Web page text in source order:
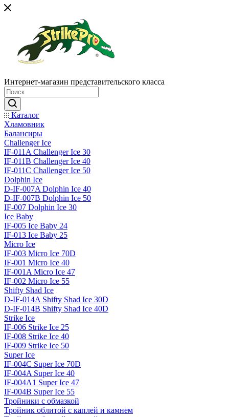
Интернет-магазин представительского класса
Каталог
Хламовник
Балансиры
Challenger Ice
IF-011A Challenger Ice 30
IF-011B Challenger Ice 40
IF-011C Challenger Ice 50
Dolphin Ice
D-IF-007A Dolphin Ice 40
D-IF-007B Dolphin Ice 50
IF-007 Dolphin Ice 30
Ice Baby
IF-005 Ice Baby 24
IF-013 Ice Baby 25
Micro Ice
IF-003 Micro Ice 70D
IF-001 Micro Ice 40
IF-001A Micro Ice 47
IF-002 Micro Ice 55
Shifty Shad Ice
D-IF-014A Shifty Shad Ice 30D
D-IF-014B Shifty Shad Ice 40D
Strike Ice
IF-006 Strike Ice 25
IF-008 Strike Ice 40
IF-009 Strike Ice 50
Super Ice
IF-004C Super Ice 70D
IF-004A Super Ice 40
IF-004A1 Super Ice 47
IF-004B Super Ice 55
Тройники с обмазкой
Тройник облитой с каплей и камнем